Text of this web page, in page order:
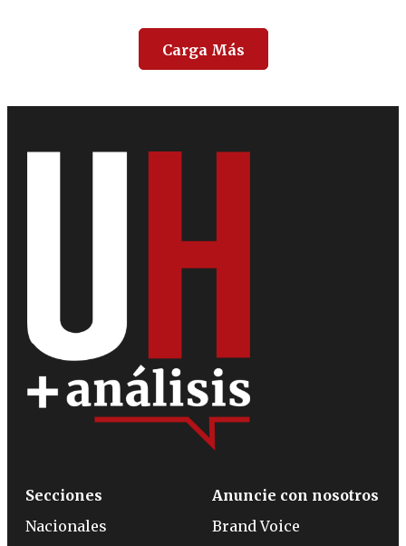
Carga Más
Secciones
Nacionales
Anuncie con nosotros
Brand Voice